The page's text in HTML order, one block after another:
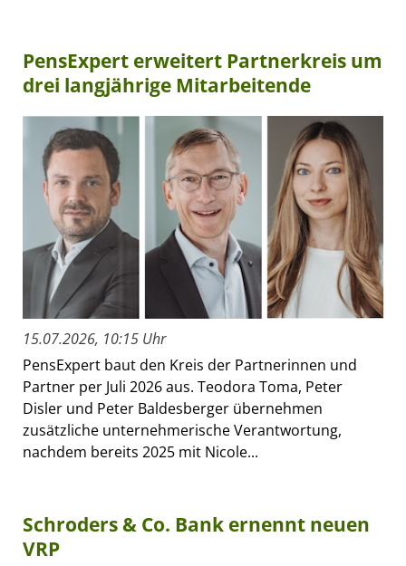
PensExpert erweitert Partnerkreis um
drei langjährige Mitarbeitende
15.07.2026, 10:15 Uhr
PensExpert baut den Kreis der Partnerinnen und
Partner per Juli 2026 aus. Teodora Toma, Peter
Disler und Peter Baldesberger übernehmen
zusätzliche unternehmerische Verantwortung,
nachdem bereits 2025 mit Nicole...
Schroders & Co. Bank ernennt neuen
VRP